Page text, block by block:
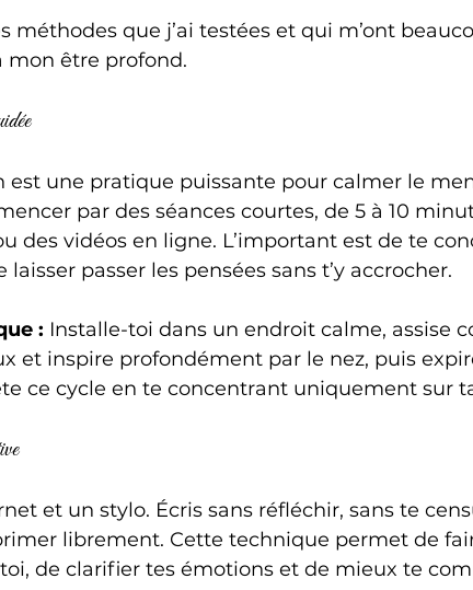
méthodes que j’ai testées et qui m’ont
mon être profond.
est une pratique puissante pour calmer le
par des séances courtes, de 5 à 10
des vidéos en ligne. L’important est de te
laisser passer les pensées sans t’y accrocher.
: Installe-toi dans un endroit calme, assise
et inspire profondément par le nez, puis
ce cycle en te concentrant uniquement sur
et un stylo. Écris sans réfléchir, sans te
librement. Cette technique permet de
de clarifier tes émotions et de mieux te